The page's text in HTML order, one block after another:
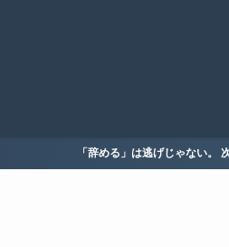
「辞める」は逃げじゃない。